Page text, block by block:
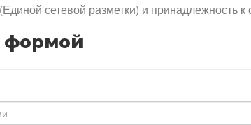
сетевой разметки) и принадлежность
формой